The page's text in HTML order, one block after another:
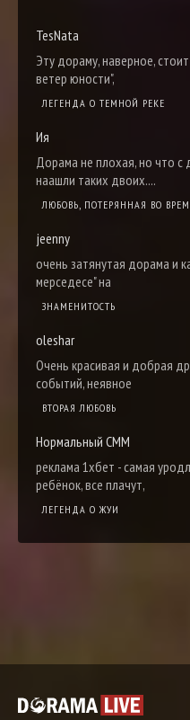
TesNata
Эту дораму, наверное,
ветер юности",
ЛЕГЕНДА О ТЕМНОЙ РЕКЕ
Ия
Дорама не плохая, но что с
наашли таких двоих....
ЛЮБОВЬ, ПОТЕРЯННАЯ ВО
jeenny
очень затянутая дорама и
мерседесе" на
ЗНАМЕНИТОСТЬ
oleshar
Очень красивая и добрая
событий, неявное
ВТОРАЯ ЛЮБОВЬ
Нормальный СММ
реклама 1хбет - самая
ребёнок, все плачут,
ЛЕГЕНДА О ЖУИ